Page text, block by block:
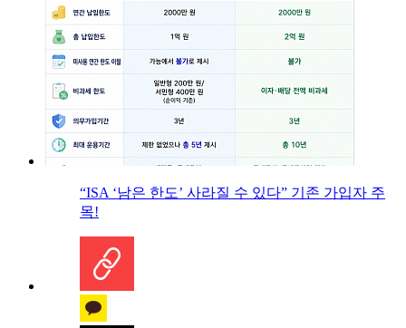
“ISA ‘남은 한도’ 사라질 수 있다” 기존 가입자 주
목!